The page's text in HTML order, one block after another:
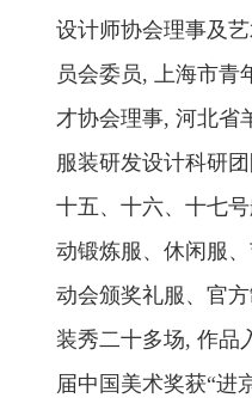
设计师协会理事及
员会委员, 上海市青
才协会理事, 河北省
服装研发设计科研
十五、十六、十七
动锻炼服 、 休闲服 、
动会颁奖礼服、官
装秀二十多场, 作品
届中国美术奖获“进